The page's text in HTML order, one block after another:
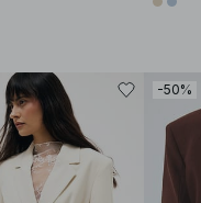
-50%